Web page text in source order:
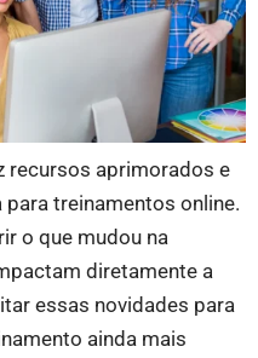
recursos aprimorados e
treinamentos online.
o que mudou na
diretamente a
essas novidades para
ainda mais